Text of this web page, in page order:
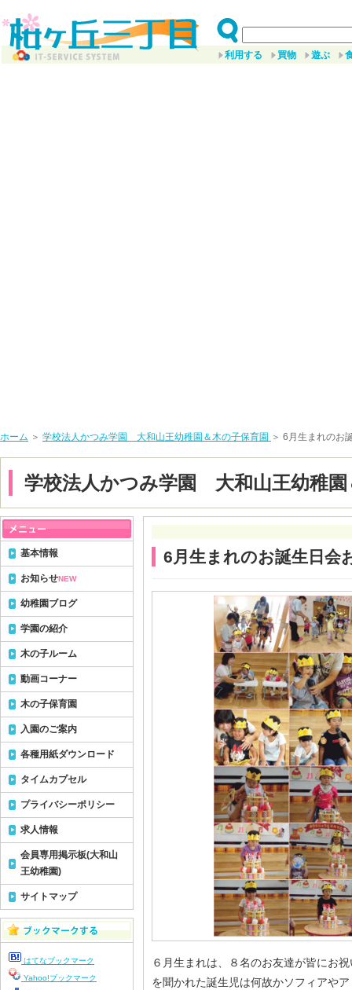
利用する 買物 遊ぶ
ホーム ＞ 学校法人かつみ学園 大和山王幼稚園＆木の子保育園 ＞ 6月生まれのお
学校法人かつみ学園 大和山王幼稚園
6月生まれのお誕生日会
６月生まれは、８名のお友達が皆にお
を聞かれた誕生児は何故かソフィアや
基本情報
お知らせNEW
幼稚園ブログ
学園の紹介
木の子ルーム
動画コーナー
木の子保育園
入園のご案内
各種用紙ダウンロード
タイムカプセル
プライバシーポリシー
求人情報
会員専用掲示板(大和山
王幼稚園)
サイトマップ
はてなブックマーク
Yahoo!ブックマーク